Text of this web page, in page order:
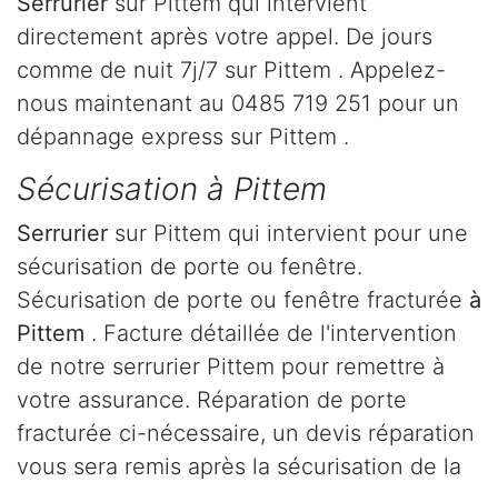
directement après votre appel. De jours
comme de nuit 7j/7 sur Pittem . Appelez-
nous maintenant au 0485 719 251 pour un
dépannage express sur Pittem .
Sécurisation à Pittem
Serrurier sur Pittem qui intervient pour une
sécurisation de porte ou fenêtre.
Sécurisation de porte ou fenêtre fracturée à
Pittem . Facture détaillée de l'intervention
de notre serrurier Pittem pour remettre à
votre assurance. Réparation de porte
fracturée ci-nécessaire, un devis réparation
vous sera remis après la sécurisation de la